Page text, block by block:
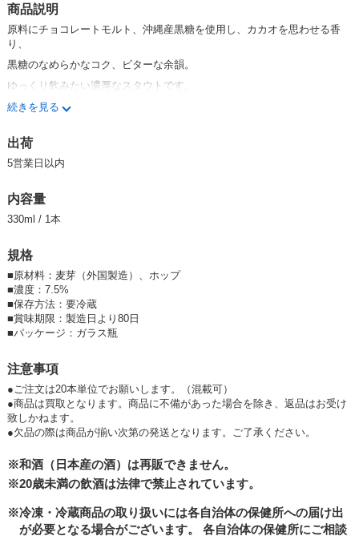
商品説明
原料にチョコレートモルト、沖縄産黒糖を使用し、カカオを思わせる香
り、
黒糖のなめらかなコク、ビターな余韻。
ゆっくり飲みたい濃厚なスタウトです。
アルコール分：
（混載可・各商品ページより20本単位になるようにご注文下さい。）
【ろまんちっく村ブルワリーのご紹介】
〜麦処「栃木・宇都宮」から、ビールに地域をのせてお届けします〜
栃木県は大正時代から続く日本有数のビール麦生産地。こんな素晴らしい
地元の歴史と文化を広く知っていただきたい。そんな思いから私たちは19
96年開業以来、栃木県宇都宮産麦芽を使用したビール造りを続けていま
ろまんちっく村では、原料（ビール麦）の栽培や製麦、農業体験、ビール
イベントを通し、ビール・栃木県に親しんでいただき「麦処とちぎ」のブ
ランド作りに努めて参ります。
どのビールをとっても地域の風景が見える、ろまんちっく村のクラフトビ
ールをお楽しみください。
続きを見る
出荷
5営業日以内
内容量
330ml / 1本
規格
■原材料：麦芽（外国製造）、ホップ
■濃度：7.5%
■保存方法：要冷蔵
■賞味期限：製造日より80日
■パッケージ：ガラス瓶
注意事項
●ご注文は20本単位でお願いします。（混載可）
●商品は買取となります。商品に不備があった場合を除き、返品はお受け
致しかねます。
●欠品の際は商品が揃い次第の発送となります。ご了承ください。
※和酒（日本産の酒）は再販できません。
※20歳未満の飲酒は法律で禁止されています。
※冷凍・冷蔵商品の取り扱いには各自治体の保健所への届け出
が必要となる場合がございます。
各自治体の保健所にご相談